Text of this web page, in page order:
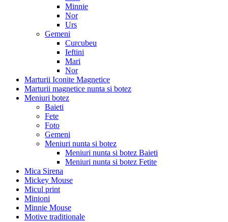
Minnie
Nor
Urs
Gemeni
Curcubeu
Ieftini
Mari
Nor
Marturii Iconite Magnetice
Marturii magnetice nunta si botez
Meniuri botez
Baieti
Fete
Foto
Gemeni
Meniuri nunta si botez
Meniuri nunta si botez Baieti
Meniuri nunta si botez Fetite
Mica Sirena
Mickey Mouse
Micul print
Minioni
Minnie Mouse
Motive traditionale